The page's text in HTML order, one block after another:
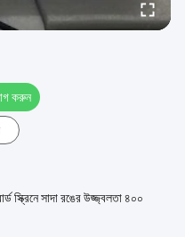
করুন
স্ক্রিনে সাদা রঙের উজ্জ্বলতা ৪০০